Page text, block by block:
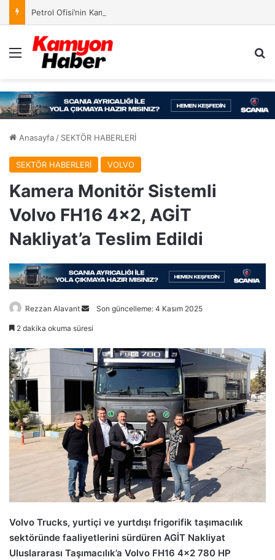
Petrol Ofisi’nin Kampanyasında Ödül Kazananlar Açıklandı
Menü
Anasayfa / SEKTÖR HABERLERİ
SEKTÖR HABERLERİ VOLVO
Kamera Monitör Sistemli
Volvo FH16 4×2, AGİT
Nakliyat’a Teslim Edildi
Rezzan Alavant
Bir
göndermek
Son güncelleme: 4 Kasım 2025
2 dakika okuma süresi
Volvo Trucks, yurtiçi ve yurtdışı frigorifik taşımacılık
sektöründe faaliyetlerini sürdüren AGİT Nakliyat
Uluslararası Taşımacılık’a Volvo FH16 4×2 780 HP